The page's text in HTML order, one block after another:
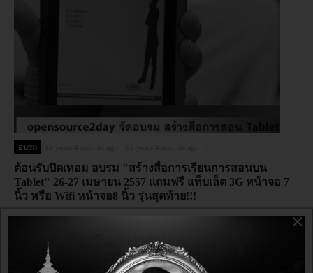
อบรม
ต้อนรับปิดเทอม อบรม "สร้างสื่อการเรียนการสอนบน
Tablet" 26-27 เมษายน 2557 แถมฟรี แท็บเล็ต 3G หน้าจอ 7
นิ้ว หรือ Wifi หน้าจอ8 นิ้ว รุ่นสุดท้าย!!!
×